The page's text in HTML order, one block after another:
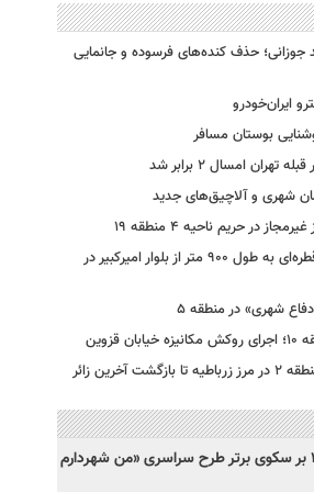
جوزانی؛ حذف کنده‌های فرسوده و جانمایی
ایران‌خودرو
بوستان مسافر
امسال ۲ برابر شد
شهری و آلاچیق‌های جدید
بهره‌برداری از سیستم آبیاری قطره‌ای به طول ۹۰۰ متر از بلوار امیرکبیر در
شهری» در منطقه ۵
زائر
منطقه ۲۱ بر سکوی برتر طرح سراسری «من شهردارم